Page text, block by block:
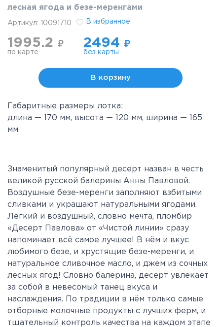
лесная ягода и безе-меренгами
Артикул: 10091710 В избранное
1995.2 ₽
по карте
2494 ₽
без карты
В корзину
Габаритные размеры лотка:
длина — 170 мм, высота — 120 мм, ширина — 165
мм
Знаменитый популярный десерт назван в честь
великой русской балерины Анны Павловой.
Воздушные безе-меренги заполняют взбитыми
сливками и украшают натуральными ягодами.
Лёгкий и воздушный, словно мечта, пломбир
«Десерт Павлова» от «Чистой линии» сразу
напоминает всё самое лучшее! В нём и вкус
любимого безе, и хрустящие безе-меренги, и
натуральное сливочное масло, и джем из сочных
лесных ягод! Словно балерина, десерт увлекает
за собой в невесомый танец вкуса и
наслаждения. По традиции в нём только самые
отборные молочные продукты с лучших ферм, и
тщательный контроль качества на каждом этапе